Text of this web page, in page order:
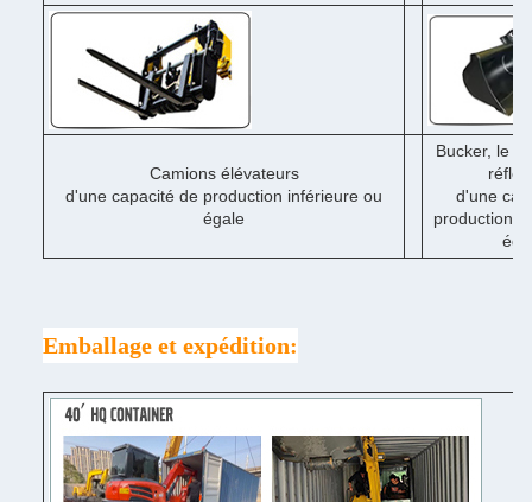
Camions élévateurs
d'une capacité de production inférieure ou
égale
Bucker, le
d'une
production
Emballage et expédition: